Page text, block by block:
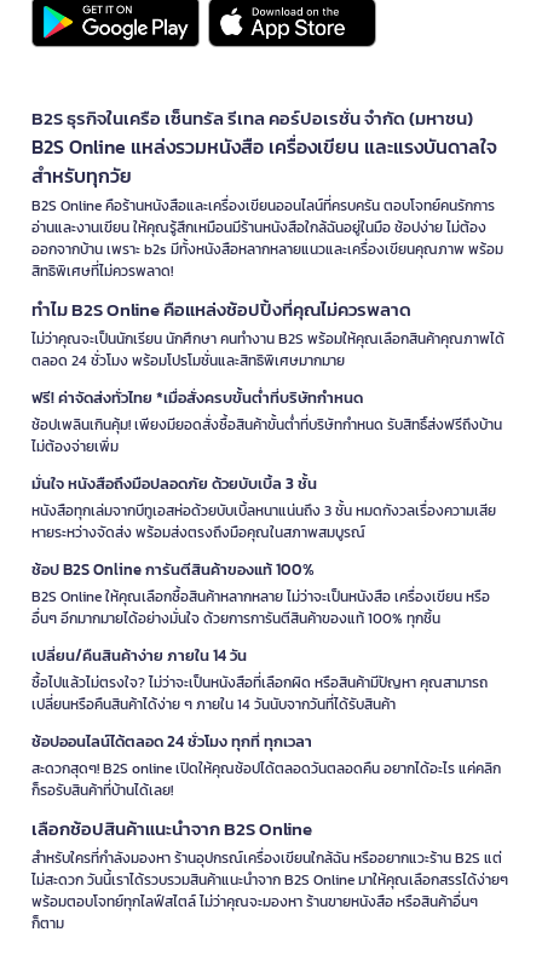
B2S ธุรกิจในเครือ เซ็นทรัล รีเทล คอร์ปอเรชั่น จำกัด (มหาชน)
B2S Online แหล่งรวมหนังสือ เครื่องเขียน และแรงบันดาลใจ
สำหรับทุกวัย
B2S Online คือร้านหนังสือและเครื่องเขียนออนไลน์ที่ครบครัน ตอบโจทย์คนรักการ
อ่านและงานเขียน ให้คุณรู้สึกเหมือนมีร้านหนังสือใกล้ฉันอยู่ในมือ ช้อปง่าย ไม่ต้อง
ออกจากบ้าน เพราะ b2s มีทั้งหนังสือหลากหลายแนวและเครื่องเขียนคุณภาพ พร้อม
สิทธิพิเศษที่ไม่ควรพลาด!
ทำไม B2S Online คือแหล่งช้อปปิ้งที่คุณไม่ควรพลาด
ไม่ว่าคุณจะเป็นนักเรียน นักศึกษา คนทำงาน B2S พร้อมให้คุณเลือกสินค้าคุณภาพได้
ตลอด 24 ชั่วโมง พร้อมโปรโมชั่นและสิทธิพิเศษมากมาย
ฟรี! ค่าจัดส่งทั่วไทย *เมื่อสั่งครบขั้นต่ำที่บริษัทกำหนด
ช้อปเพลินเกินคุ้ม! เพียงมียอดสั่งซื้อสินค้าขั้นต่ำที่บริษัทกำหนด รับสิทธิ์ส่งฟรีถึงบ้าน
ไม่ต้องจ่ายเพิ่ม
มั่นใจ หนังสือถึงมือปลอดภัย ด้วยบับเบิ้ล 3 ชั้น
หนังสือทุกเล่มจากบีทูเอสห่อด้วยบับเบิ้ลหนาแน่นถึง 3 ชั้น หมดกังวลเรื่องความเสีย
หายระหว่างจัดส่ง พร้อมส่งตรงถึงมือคุณในสภาพสมบูรณ์
ช้อป B2S Online การันตีสินค้าของแท้ 100%
B2S Online ให้คุณเลือกซื้อสินค้าหลากหลาย ไม่ว่าจะเป็นหนังสือ เครื่องเขียน หรือ
อื่นๆ อีกมากมายได้อย่างมั่นใจ ด้วยการการันตีสินค้าของแท้ 100% ทุกชิ้น
เปลี่ยน/คืนสินค้าง่าย ภายใน 14 วัน
ซื้อไปแล้วไม่ตรงใจ? ไม่ว่าจะเป็นหนังสือที่เลือกผิด หรือสินค้ามีปัญหา คุณสามารถ
เปลี่ยนหรือคืนสินค้าได้ง่าย ๆ ภายใน 14 วันนับจากวันที่ได้รับสินค้า
ช้อปออนไลน์ได้ตลอด 24 ชั่วโมง ทุกที่ ทุกเวลา
สะดวกสุดๆ! B2S online เปิดให้คุณช้อปได้ตลอดวันตลอดคืน อยากได้อะไร แค่คลิก
ก็รอรับสินค้าที่บ้านได้เลย!
เลือกช้อปสินค้าแนะนำจาก B2S Online
สำหรับใครที่กำลังมองหา ร้านอุปกรณ์เครื่องเขียนใกล้ฉัน หรืออยากแวะร้าน B2S แต่
ไม่สะดวก วันนี้เราได้รวบรวมสินค้าแนะนำจาก B2S Online มาให้คุณเลือกสรรได้ง่ายๆ
พร้อมตอบโจทย์ทุกไลฟ์สไตล์ ไม่ว่าคุณจะมองหา ร้านขายหนังสือ หรือสินค้าอื่นๆ
ก็ตาม